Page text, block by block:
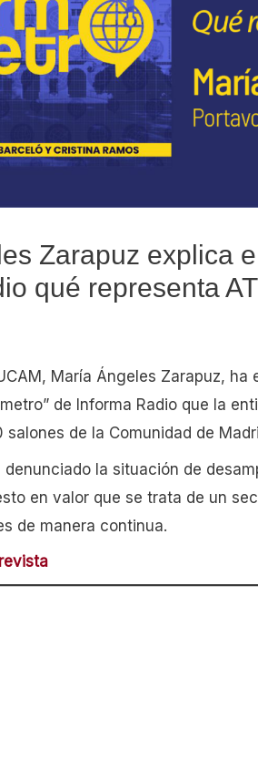
Zarapuz explica
qué representa
María Ángeles Zarapuz, ha
de Informa Radio que la
de la Comunidad de
la situación de
en valor que se trata de un
de manera continua.